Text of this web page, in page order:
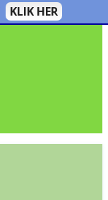
KLIK HER